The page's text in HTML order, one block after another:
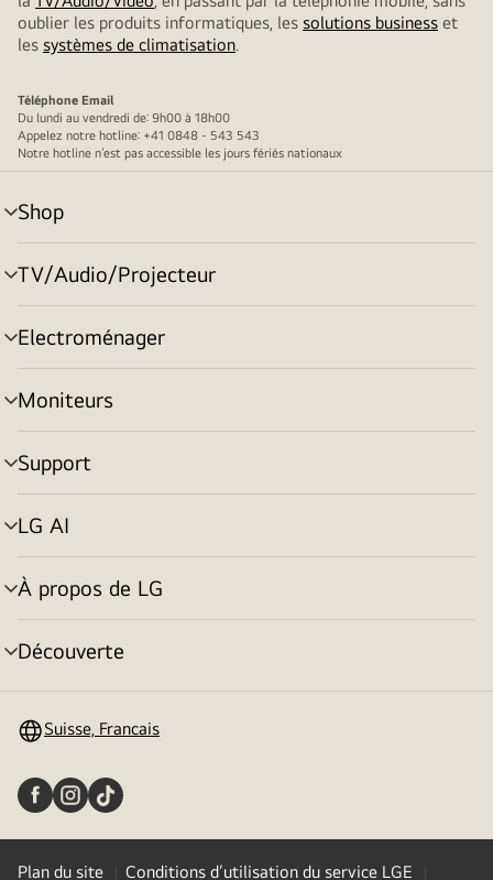
oublier les produits informatiques, les solutions business et
les systèmes de climatisation.
Téléphone Email
Du lundi au vendredi de: 9h00 à 18h00
Appelez notre hotline: +41 0848 - 543 543
Notre hotline n’est pas accessible les jours fériés nationaux
Shop
menu
déroulant
TV/Audio/Projecteur
menu
déroulant
Electroménager
menu
déroulant
Moniteurs
menu
déroulant
Support
menu
déroulant
LG AI
menu
déroulant
À propos de LG
menu
déroulant
Découverte
menu
Suisse, Francais
Plan du site Conditions d’utilisation du service LGE